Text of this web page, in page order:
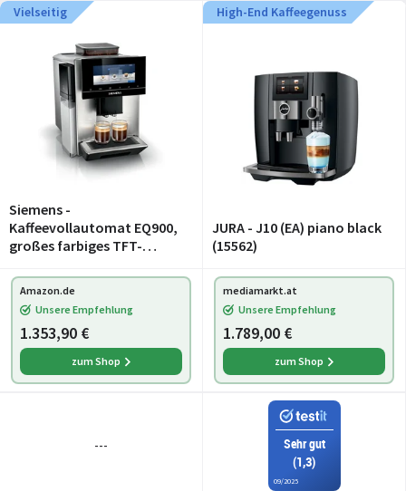
Vielseitig
Siemens -
Kaffeevollautomat EQ900,
großes farbiges TFT-
Kaltgetränke, Cold Brew,
super leise,
Keramikmahlwerk,
Doppeltassenfunktion,
Steuer
High-End Kaffeegenuss
JURA - J10 (EA) piano black
(15562)
Amazon.de
Unsere Empfehlung
1.353,90 €
zum Shop
mediamarkt.at
Unsere Empfehlung
1.789,00 €
zum Shop
---
Sehr gut
(1,3)
09/2025